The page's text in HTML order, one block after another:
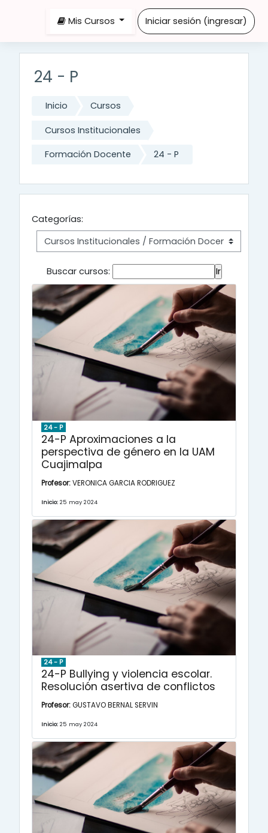
Mis Cursos Iniciar sesión (ingresar)
24 - P
Inicio Cursos
Cursos Institucionales
Formación Docente 24 - P
Categorías:
Buscar cursos:
24 - P
24-P Aproximaciones a la
perspectiva de género en la UAM
Cuajimalpa
Profesor:VERONICA GARCIA RODRIGUEZ
Inicio: 25 may 2024
24 - P
24-P Bullying y violencia escolar.
Resolución asertiva de conflictos
Profesor:GUSTAVO BERNAL SERVIN
Inicio: 25 may 2024